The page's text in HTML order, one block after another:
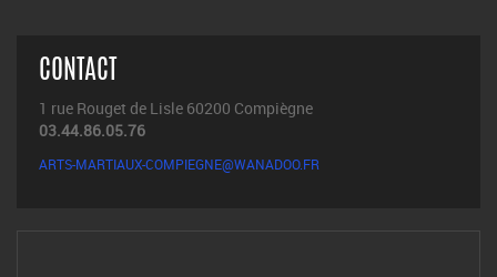
CONTACT
1 rue Rouget de Lisle 60200 Compiègne
03.44.86.05.76
ARTS-MARTIAUX-COMPIEGNE@WANADOO.FR